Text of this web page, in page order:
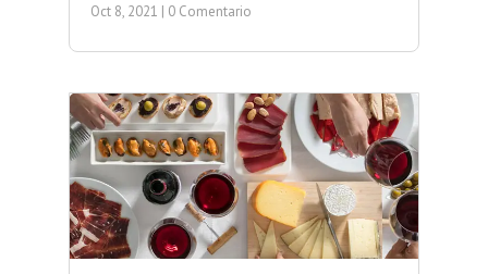
Oct 8, 2021 | 0 Comentario